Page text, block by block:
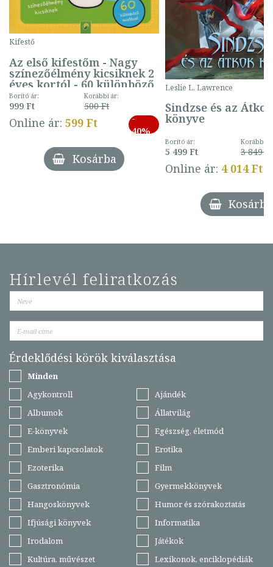
Kifestő
Az első kifestőm - Nagy
színezőélmény kicsiknek 2
éves kortól - 60 különböző
mintával (gombás)
Borító ár:
999 Ft
Korábbi ár:
500 Ft
Online ár: 599 Ft
-
40%
Kosárba
Leslie L. Lawrence
Sindzse és az Átkok
könyve
Borító ár:
5 499 Ft
Korábbi
3 849 Ft
Online ár: 4 014 Ft
Kosárba
Hírlevél feliratkozás
Érdeklődési körök kiválasztása
Minden
Agykontroll
Ajándék
Albumok
Állatvilág
E-könyvek
Egészség, életmód
Emberi kapcsolatok
Erotika
Ezoterika
Film
Gasztronómia
Gyermekkönyvek
Hangoskönyvek
Humor és szórakoztatás
Ifjúsági könyvek
Informatika
Irodalom
Játékok
Kultúra, művészet
Lexikonok, enciklopédiák